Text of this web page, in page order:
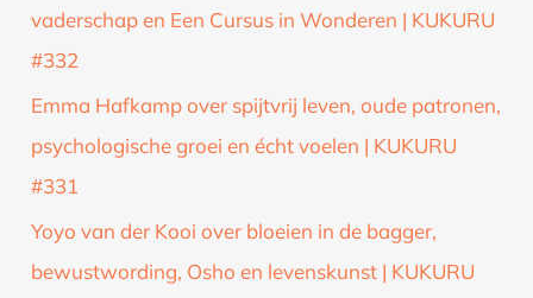
a
vaderschap en Een Cursus in Wonderen | KUKURU
#332
Emma Hafkamp over spijtvrij leven, oude patronen,
psychologische groei en écht voelen | KUKURU
#331
Yoyo van der Kooi over bloeien in de bagger,
bewustwording, Osho en levenskunst | KUKURU